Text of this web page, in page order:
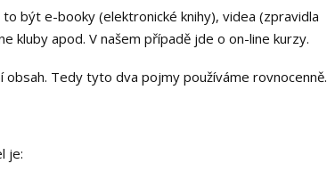
být e-booky (elektronické knihy), videa (zpravidla
kluby apod. V našem případě jde o on-line kurzy.
Tedy tyto dva pojmy používáme rovnocenně.
je: